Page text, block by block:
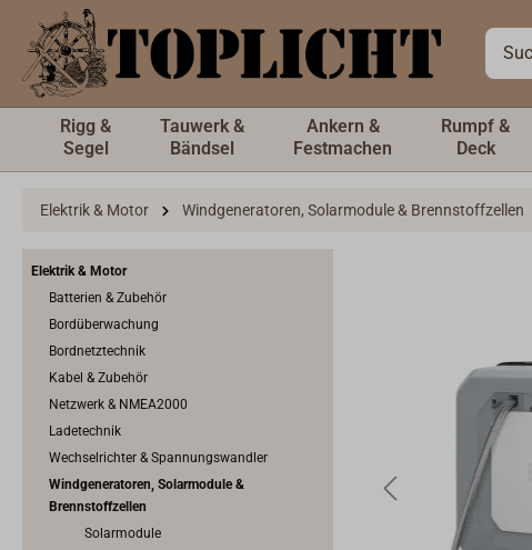
springen
Rigg &
Segel
Tauwerk &
Bändsel
Ankern &
Festmachen
Rumpf &
Deck
Elektrik & Motor Windgeneratoren, Solarmodule & Brennstoffzellen
Elektrik & Motor
Batterien & Zubehör
Bordüberwachung
Bordnetztechnik
Kabel & Zubehör
Netzwerk & NMEA2000
Ladetechnik
Wechselrichter & Spannungswandler
Windgeneratoren, Solarmodule &
Brennstoffzellen
Solarmodule